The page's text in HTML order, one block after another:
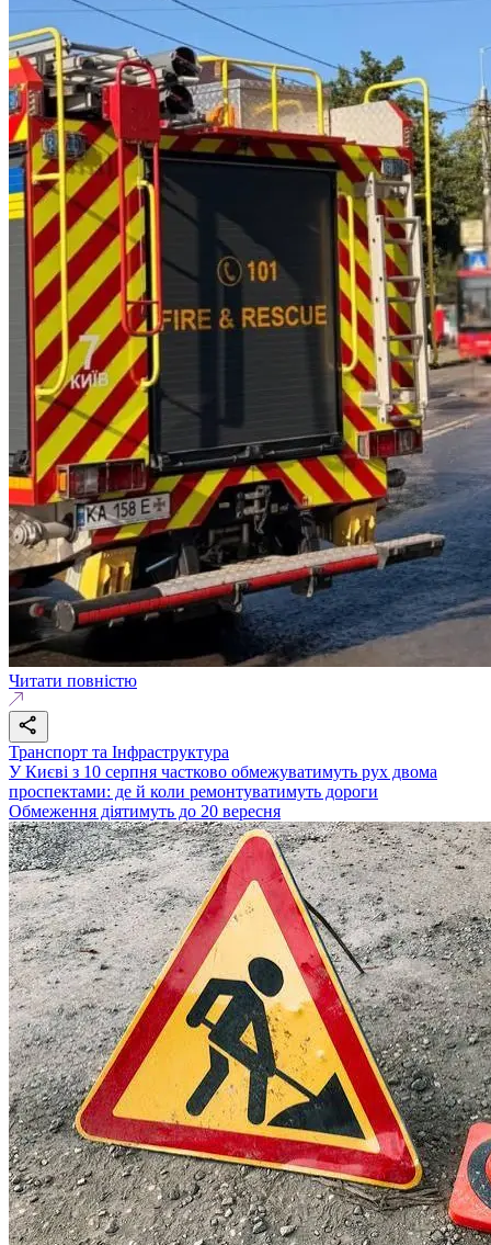
Читати повністю
Транспорт та Інфраструктура
У Києві з 10 серпня частково обмежуватимуть рух двома
проспектами: де й коли ремонтуватимуть дороги
Обмеження діятимуть до 20 вересня